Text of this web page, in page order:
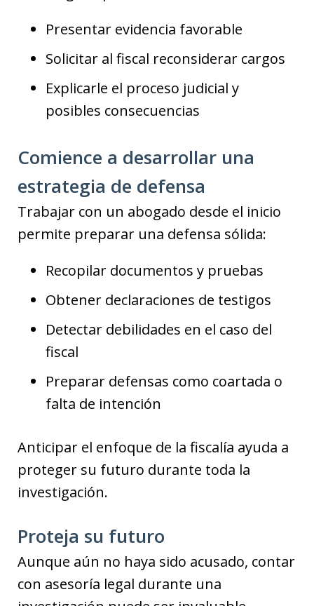
Presentar evidencia favorable
Solicitar al fiscal reconsiderar cargos
Explicarle el proceso judicial y
posibles consecuencias
Comience a desarrollar una
estrategia de defensa
Trabajar con un abogado desde el inicio
permite preparar una defensa sólida:
Recopilar documentos y pruebas
Obtener declaraciones de testigos
Detectar debilidades en el caso del
fiscal
Preparar defensas como coartada o
falta de intención
Anticipar el enfoque de la fiscalía ayuda a
proteger su futuro durante toda la
investigación.
Proteja su futuro
Aunque aún no haya sido acusado, contar
con asesoría legal durante una